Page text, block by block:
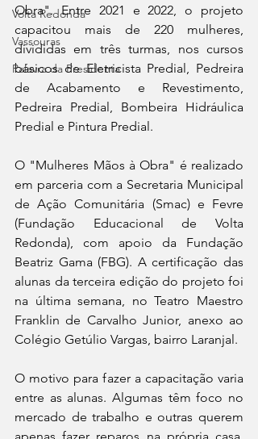
Volta Redonda
Vassouras
Palavra da Presidenta
Obra". Entre 2021 e 2022, o projeto
capacitou mais de 220 mulheres,
divididas em três turmas, nos cursos
básicos de Eletricista Predial, Pedreira
de Acabamento e Revestimento,
Pedreira Predial, Bombeira Hidráulica
Predial e Pintura Predial.
O "Mulheres Mãos à Obra" é realizado
em parceria com a Secretaria Municipal
de Ação Comunitária (Smac) e Fevre
(Fundação Educacional de Volta
Redonda), com apoio da Fundação
Beatriz Gama (FBG). A certificação das
alunas da terceira edição do projeto foi
na última semana, no Teatro Maestro
Franklin de Carvalho Junior, anexo ao
Colégio Getúlio Vargas, bairro Laranjal.
O motivo para fazer a capacitação varia
entre as alunas. Algumas têm foco no
mercado de trabalho e outras querem